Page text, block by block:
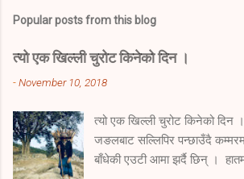
Popular posts from this blog
त्यो एक खिल्ली चुरोट किनेको दिन ।
-November 10, 2018
त्यो एक खिल्ली चुरोट किनेको दिन
जङलबाट सल्लिपिर पन्छाउँदै
बाँधेकी एउटी आमा झर्दै छिन् ।